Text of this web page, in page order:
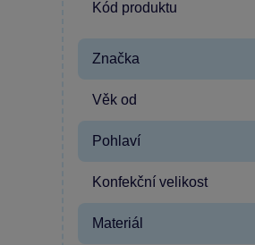
Kód produktu
Značka
Věk od
Pohlaví
Konfekční velikost
Materiál